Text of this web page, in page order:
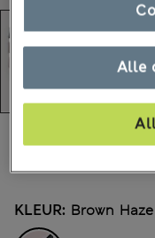
KLEUR: Brown Haze
Alle